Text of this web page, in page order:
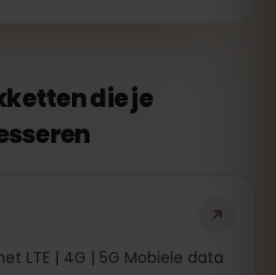
die je
LTE | 4G | 5G Mobiele data